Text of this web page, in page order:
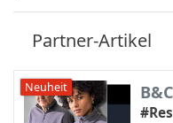
Partner-Artikel
Neuheit B&C